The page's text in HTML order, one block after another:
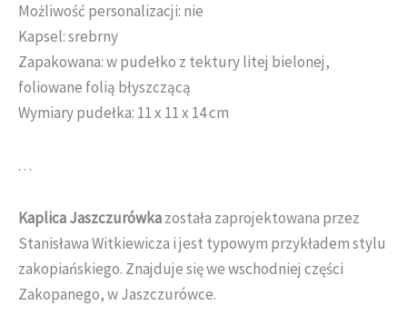
Możliwość personalizacji: nie
Kapsel: srebrny
Zapakowana: w pudełko z tektury litej bielonej,
foliowane folią błyszczącą
Wymiary pudełka: 11 x 11 x 14 cm
. . .
Kaplica Jaszczurówkazostała zaprojektowana przez
Stanisława Witkiewicza i jest typowym przykładem stylu
zakopiańskiego. Znajduje się we wschodniej części
Zakopanego, w Jaszczurówce.